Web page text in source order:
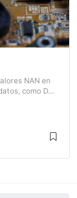
NAN en
como D...